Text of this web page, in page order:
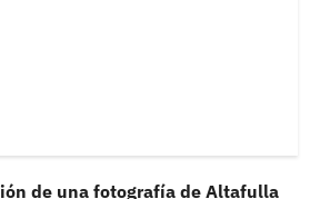
de una fotografía de Altafulla